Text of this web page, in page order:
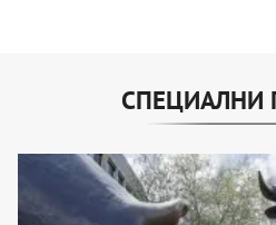
СПЕЦИАЛНИ